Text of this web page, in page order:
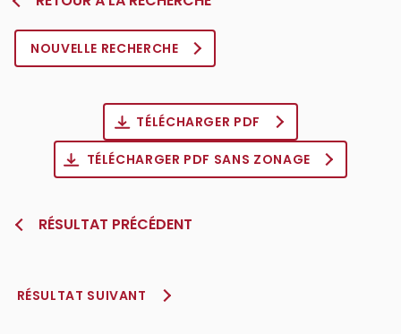
NOUVELLE RECHERCHE
TÉLÉCHARGER PDF
TÉLÉCHARGER PDF SANS ZONAGE
RÉSULTAT PRÉCÉDENT
RÉSULTAT SUIVANT